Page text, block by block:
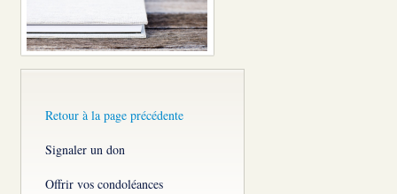
Retour à la page précédente
Signaler un don
Offrir vos condoléances